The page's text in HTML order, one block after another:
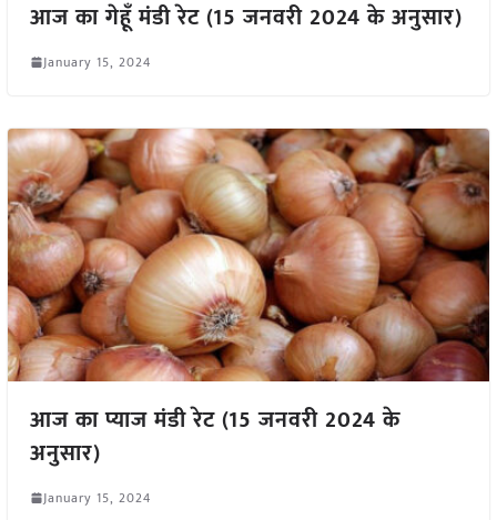
आज का गेहूँ मंडी रेट (15 जनवरी 2024 के अनुसार)
January 15, 2024
आज का प्याज मंडी रेट (15 जनवरी 2024 के
अनुसार)
January 15, 2024